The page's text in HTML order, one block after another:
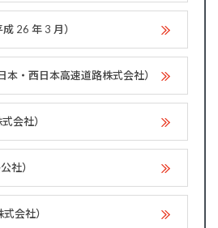
26 年 3 月）
本・西日本高速道路株式会社）
会社）
社）
会社）